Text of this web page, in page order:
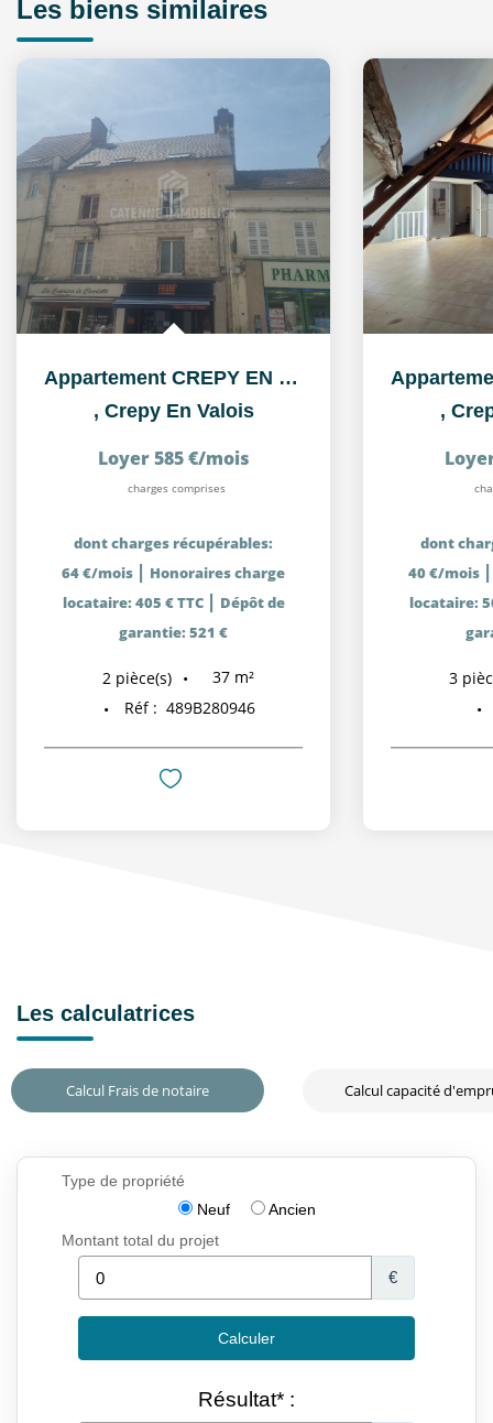
Les biens similaires
Appartement CREPY EN VALOIS - 2 pièce(s) 36.85 m²
, Crepy En Valois
Loyer 585 €/mois
charges comprises
dont charges récupérables:
64 €/mois | Honoraires charge
locataire: 405 € TTC | Dépôt de
garantie: 521 €
2 pièce(s) 37 m²
Réf : 489B280946
,
dont
40 €/mois
locataire:
3
Les calculatrices
Calcul Frais de notaire Calcul capacité